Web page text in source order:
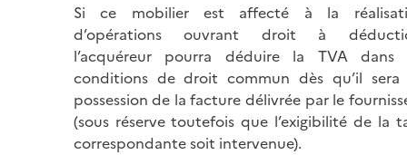
Si ce mobilier est affecté à la
d’opérations ouvrant droit à
l’acquéreur pourra déduire la TVA dans
conditions de droit commun dès qu’il sera
possession de la facture délivrée par le
(sous réserve toutefois que l’exigibilité de la
correspondante soit intervenue).